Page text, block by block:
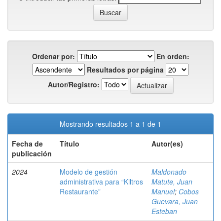
Ordenar por:
En orden:
Resultados por página
Autor/Registro:
Mostrando resultados 1 a 1 de 1
Fecha de
publicación
Título Autor(es)
2024
Modelo de gestión
administrativa para “Kiltros
Restaurante”
Maldonado
Matute, Juan
Manuel; Cobos
Guevara, Juan
Esteban